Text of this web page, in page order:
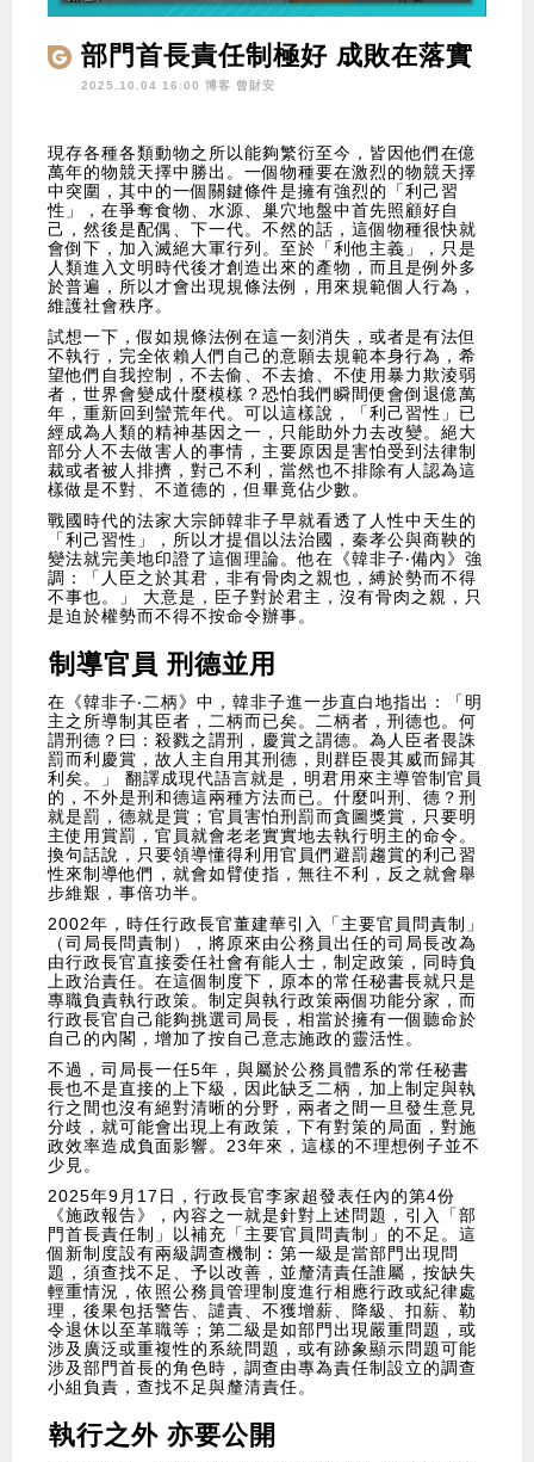
部門首長責任制極好 成敗在落實
2025.10.04 16:00 博客 曾財安
現存各種各類動物之所以能夠繁衍至今，皆因他們在億
萬年的物競天擇中勝出。一個物種要在激烈的物競天擇
中突圍，其中的一個關鍵條件是擁有強烈的「利己習
性」，在爭奪食物、水源、巢穴地盤中首先照顧好自
己，然後是配偶、下一代。不然的話，這個物種很快就
會倒下，加入滅絕大軍行列。至於「利他主義」，只是
人類進入文明時代後才創造出來的產物，而且是例外多
於普遍，所以才會出現規條法例，用來規範個人行為，
維護社會秩序。
試想一下，假如規條法例在這一刻消失，或者是有法但
不執行，完全依賴人們自己的意願去規範本身行為，希
望他們自我控制，不去偷、不去搶、不使用暴力欺淩弱
者，世界會變成什麼模樣？恐怕我們瞬間便會倒退億萬
年，重新回到蠻荒年代。可以這樣說，「利己習性」已
經成為人類的精神基因之一，只能助外力去改變。絕大
部分人不去做害人的事情，主要原因是害怕受到法律制
裁或者被人排擠，對己不利，當然也不排除有人認為這
樣做是不對、不道德的，但畢竟佔少數。
戰國時代的法家大宗師韓非子早就看透了人性中天生的
「利己習性」，所以才提倡以法治國，秦孝公與商鞅的
變法就完美地印證了這個理論。他在《韓非子‧備內》強
調：「人臣之於其君，非有骨肉之親也，縛於勢而不得
不事也。」 大意是，臣子對於君主，沒有骨肉之親，只
是迫於權勢而不得不按命令辦事。
制導官員 刑德並用
在《韓非子‧二柄》中，韓非子進一步直白地指出：「明
主之所導制其臣者，二柄而已矣。二柄者，刑德也。何
謂刑德？曰：殺戮之謂刑，慶賞之謂德。為人臣者畏誅
罰而利慶賞，故人主自用其刑德，則群臣畏其威而歸其
利矣。」 翻譯成現代語言就是，明君用來主導管制官員
的，不外是刑和德這兩種方法而已。什麼叫刑、德？刑
就是罰，德就是賞；官員害怕刑罰而貪圖獎賞，只要明
主使用賞罰，官員就會老老實實地去執行明主的命令。
換句話說，只要領導懂得利用官員們避罰趨賞的利己習
性來制導他們，就會如臂使指，無往不利，反之就會舉
步維艱，事倍功半。
2002年，時任行政長官董建華引入「主要官員問責制」
（司局長問責制），將原來由公務員出任的司局長改為
由行政長官直接委任社會有能人士，制定政策，同時負
上政治責任。在這個制度下，原本的常任秘書長就只是
專職負責執行政策。制定與執行政策兩個功能分家，而
行政長官自己能夠挑選司局長，相當於擁有一個聽命於
自己的內閣，增加了按自己意志施政的靈活性。
不過，司局長一任5年，與屬於公務員體系的常任秘書
長也不是直接的上下級，因此缺乏二柄，加上制定與執
行之間也沒有絕對清晰的分野，兩者之間一旦發生意見
分歧，就可能會出現上有政策，下有對策的局面，對施
政效率造成負面影響。23年來，這樣的不理想例子並不
少見。
2025年9月17日，行政長官李家超發表任內的第4份
《施政報告》，內容之一就是針對上述問題，引入「部
門首長責任制」以補充「主要官員問責制」的不足。這
個新制度設有兩級調查機制︰第一級是當部門出現問
題，須查找不足、予以改善，並釐清責任誰屬，按缺失
輕重情況，依照公務員管理制度進行相應行政或紀律處
理，後果包括警告、譴責、不獲增薪、降級、扣薪、勒
令退休以至革職等；第二級是如部門出現嚴重問題，或
涉及廣泛或重複性的系統問題，或有跡象顯示問題可能
涉及部門首長的角色時，調查由專為責任制設立的調查
小組負責，查找不足與釐清責任。
執行之外 亦要公開